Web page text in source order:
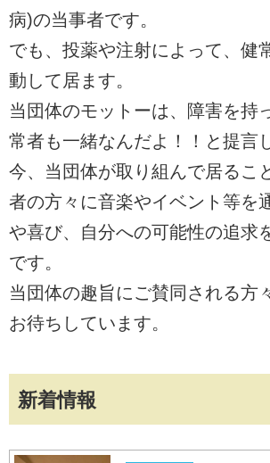
病)の当事者です。
でも、投薬や注射によって、健
動して居ます。
当団体のモットーは、障害を持
常者も一緒なんだよ！！と提言
今、当団体が取り組んで居るこ
者の方々に音楽やイベント等を
や喜び、自分への可能性の追求
です。
当団体の趣旨にご賛同される方
お待ちしています。
新着情報